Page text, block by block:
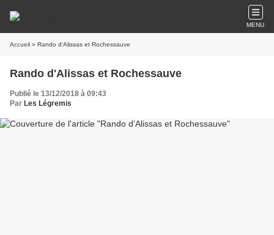
MENU
Accueil » Rando d'Alissas et Rochessauve
Rando d'Alissas et Rochessauve
Publié le 13/12/2018 à 09:43
Par Les Légremis